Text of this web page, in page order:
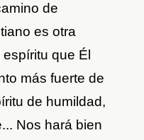
de
es otra
que Él
más fuerte de
de humildad,
Nos hará bien